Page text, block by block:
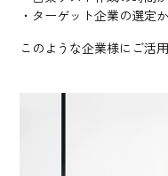
・ターゲット企業の選定
このような企業様にご活